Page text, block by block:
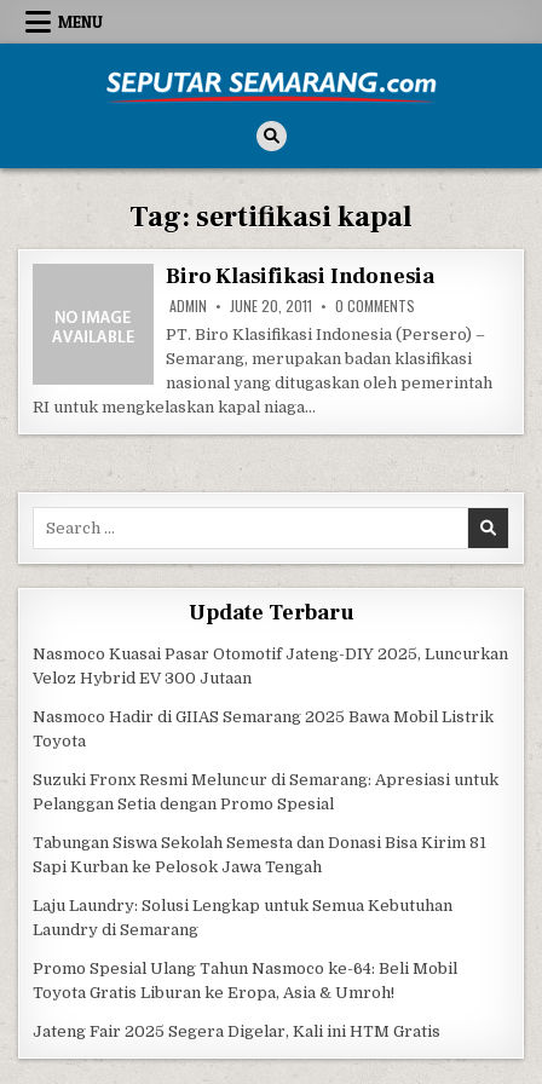
Skip to content
MENU
Tag:sertifikasi kapal
Biro Klasifikasi Indonesia
ADMIN JUNE 20, 2011 0 COMMENTS
PT. Biro Klasifikasi Indonesia (Persero) –
Semarang, merupakan badan klasifikasi
nasional yang ditugaskan oleh pemerintah
RI untuk mengkelaskan kapal niaga…
Search for:
Update Terbaru
Nasmoco Kuasai Pasar Otomotif Jateng-DIY 2025, Luncurkan
Veloz Hybrid EV 300 Jutaan
Nasmoco Hadir di GIIAS Semarang 2025 Bawa Mobil Listrik
Toyota
Suzuki Fronx Resmi Meluncur di Semarang: Apresiasi untuk
Pelanggan Setia dengan Promo Spesial
Tabungan Siswa Sekolah Semesta dan Donasi Bisa Kirim 81
Sapi Kurban ke Pelosok Jawa Tengah
Laju Laundry: Solusi Lengkap untuk Semua Kebutuhan
Laundry di Semarang
Promo Spesial Ulang Tahun Nasmoco ke-64: Beli Mobil
Toyota Gratis Liburan ke Eropa, Asia & Umroh!
Jateng Fair 2025 Segera Digelar, Kali ini HTM Gratis